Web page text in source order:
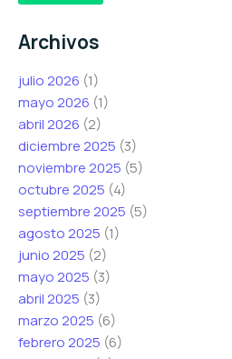
ó
i
c
o
e
l
e
c
t
r
ó
n
i
c
ó
i
c
o
C
o
r
r
e
o
e
e
c
t
r
ó
n
i
c
o
*
Archivos
julio 2026 (1)
mayo 2026 (1)
abril 2026 (2)
diciembre 2025 (3)
noviembre 2025 (5)
octubre 2025 (4)
septiembre 2025 (5)
agosto 2025 (1)
junio 2025 (2)
mayo 2025 (3)
abril 2025 (3)
marzo 2025 (6)
febrero 2025 (6)